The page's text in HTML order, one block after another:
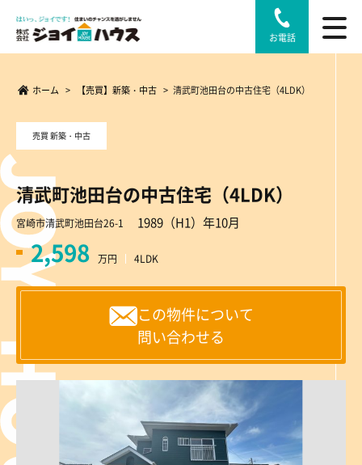
お電話
ホーム > 【売買】新築・中古 > 清武町池田台の中古住宅（4LDK）
売買 新築・中古
清武町池田台の中古住宅（4LDK）
宮崎市清武町池田台26-1 1989（H1）年10月
2,598 万円 4LDK
この物件について
問い合わせる